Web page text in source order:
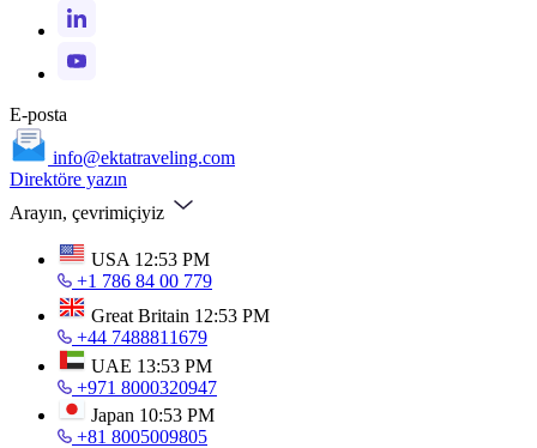
E-posta
info@ektatraveling.com
Direktöre yazın
Arayın, çevrimiçiyiz
USA 12:53 PM
+1 786 84 00 779
Great Britain 12:53 PM
+44 7488811679
UAE 13:53 PM
+971 8000320947
Japan 10:53 PM
+81 8005009805